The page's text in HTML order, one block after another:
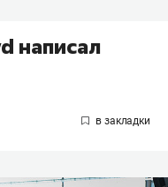
написал